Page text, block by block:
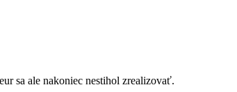
sa ale nakoniec nestihol zrealizovať.